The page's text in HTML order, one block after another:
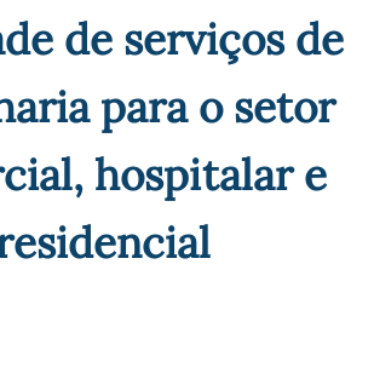
de serviços de
para o setor
hospitalar e